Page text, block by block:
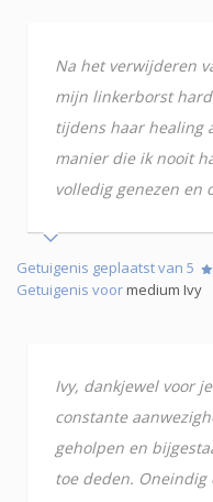
Na het verwijderen
mijn linkerborst
tijdens haar healing
manier die ik nooit
volledig genezen en
Getuigenis geplaatst van 5
Getuigenis voormedium Ivy
Ivy, dankjewel voor
constante
geholpen en
toe deden. Oneindig